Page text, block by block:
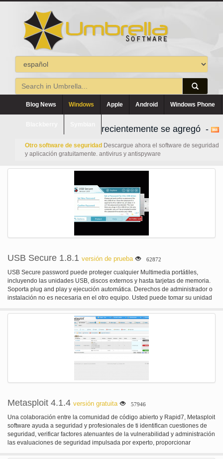
Blog News Windows Apple Android Windows Phone
recientemente se agregó -
Otro software de seguridad Descargue ahora el software de seguridad
y aplicación gratuitamente. antivirus y antispyware
USB Secure 1.8.1 versión de prueba 62872
USB Secure password puede proteger cualquier Multimedia portátiles,
incluyendo las unidades USB, discos externos y hasta tarjetas de memoria.
Soporta plug and play y ejecución automática. Derechos de administrador o
instalación no es necesaria en el otro equipo. Usted puede tomar su unidad
una unidad USB robada o perdida. USB Secure es un gran programa para
mantener los datos privados en dispositivos portátiles cuando viaja la gente.
Metasploit 4.1.4 versión gratuita 57946
Una colaboración entre la comunidad de código abierto y Rapid7, Metasploit
software ayuda a seguridad y profesionales de ti identifican cuestiones de
seguridad, verificar factores atenuantes de la vulnerabilidad y administración
las evaluaciones de seguridad impulsada por experto, proporcionar